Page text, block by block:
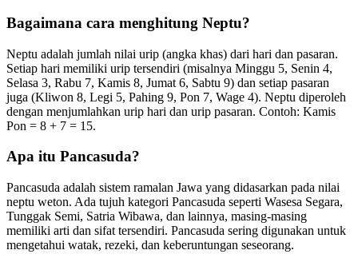
Bagaimana cara menghitung Neptu?
Neptu adalah jumlah nilai urip (angka khas) dari hari dan pasaran.
Setiap hari memiliki urip tersendiri (misalnya Minggu 5, Senin 4,
Selasa 3, Rabu 7, Kamis 8, Jumat 6, Sabtu 9) dan setiap pasaran
juga (Kliwon 8, Legi 5, Pahing 9, Pon 7, Wage 4). Neptu diperoleh
dengan menjumlahkan urip hari dan urip pasaran. Contoh: Kamis
Pon = 8 + 7 = 15.
Apa itu Pancasuda?
Pancasuda adalah sistem ramalan Jawa yang didasarkan pada nilai
neptu weton. Ada tujuh kategori Pancasuda seperti Wasesa Segara,
Tunggak Semi, Satria Wibawa, dan lainnya, masing-masing
memiliki arti dan sifat tersendiri. Pancasuda sering digunakan untuk
mengetahui watak, rezeki, dan keberuntungan seseorang.